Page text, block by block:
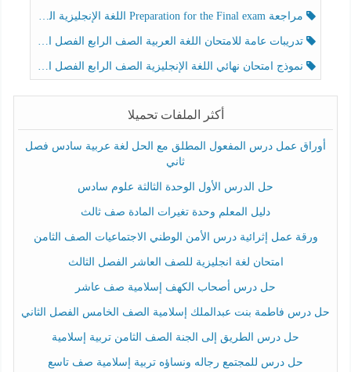
مراجعة Preparation for the Final exam اللغة الإنجليزية الصف الرابع الفصل الثالث
تدريبات عامة للامتحان اللغة العربية الصف الرابع الفصل الثالث
نموذج امتحان نهائي اللغة الإنجليزية الصف الرابع الفصل الثالث
أكثر الملفات تحميلا
أوراق عمل درس المفعول المطلق مع الحل لغة عربية سادس فصل
ثاني
حل الدرس الأول الوحدة الثالثة علوم سادس
دليل المعلم وحدة تغيرات المادة صف ثالث
ورقة عمل إثرائية درس الأمن الوطني الاجتماعيات الصف الثامن
امتحان لغة انجليزية للصف العاشر الفصل الثالث
حل درس أصحاب الكهف إسلامية صف عاشر
حل درس فاطمة بنت عبدالملك إسلامية الصف الخامس الفصل الثاني
حل درس الطريق إلى الجنة الصف الثامن تربية إسلامية
حل درس للمجتمع رجاله ونساؤه تربية إسلامية صف تاسع